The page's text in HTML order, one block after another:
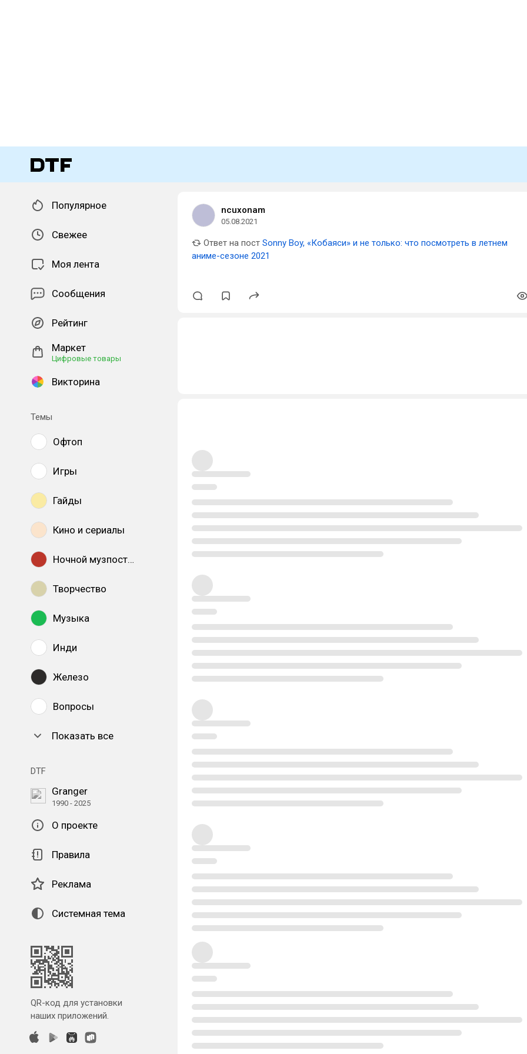
Популярное
Свежее
Моя лента
Сообщения
Рейтинг
Маркет
Цифровые товары
Викторина
Темы
Офтоп
Игры
Гайды
Кино и сериалы
Ночной музпостинг
Творчество
Музыка
Инди
Железо
Вопросы
Показать все
DTF
Granger
1990 - 2025
О проекте
Правила
Реклама
Системная тема
QR-код для установки
наших приложений.
ncuxonam
05.08.2021
Ответ на пост Sonny Boy, «Кобаяси» и не только: что посмотреть в летнем
аниме-сезоне 2021